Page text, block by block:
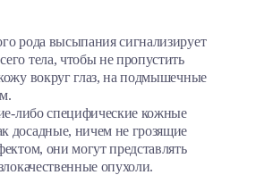
рода высыпания сигнализирует
тела, чтобы не пропустить
вокруг глаз, на подмышечные
либо специфические кожные
досадные, ничем не грозящие
они могут представлять
опухоли.